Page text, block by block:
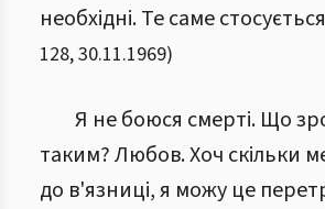
необхідні. Те саме
128,30.11.1969)
Я не боюся смерті. Що
таким? Любов. Хоч скільки
до в'язниці, я можу це